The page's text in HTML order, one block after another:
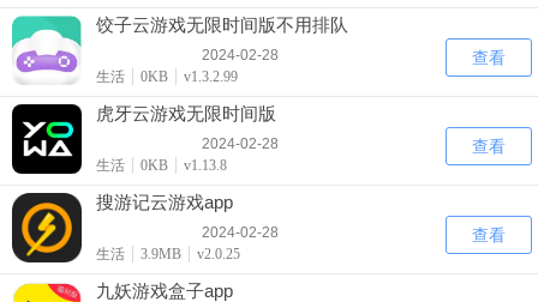
饺子云游戏无限时间版不用排队
2024-02-28
生活
0KB v1.3.2.99
查看
虎牙云游戏无限时间版
2024-02-28
生活
0KB v1.13.8
查看
搜游记云游戏app
2024-02-28
生活
3.9MB v2.0.25
查看
九妖游戏盒子app